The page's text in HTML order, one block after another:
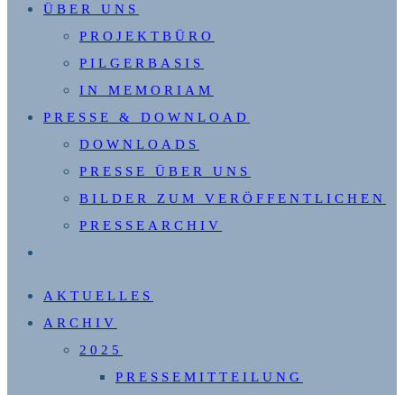
ÜBER UNS
PROJEKTBÜRO
PILGERBASIS
IN MEMORIAM
PRESSE & DOWNLOAD
DOWNLOADS
PRESSE ÜBER UNS
BILDER ZUM VERÖFFENTLICHEN
PRESSEARCHIV
UMSCHALTEN
AKTUELLES
ARCHIV
2025
PRESSEMITTEILUNG